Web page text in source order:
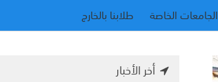
الجامعات الخاصة
طلابنا بالخارج
أخر الأخبار